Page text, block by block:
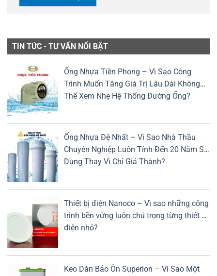
TIN TỨC - TƯ VẤN NỔI BẬT
Ống Nhựa Tiền Phong – Vì Sao Công
Trình Muốn Tăng Giá Trị Lâu Dài Không
Thể Xem Nhẹ Hệ Thống Đường Ống?
Ống Nhựa Đệ Nhất – Vì Sao Nhà Thầu
Chuyên Nghiệp Luôn Tính Đến 20 Năm Sử
Dụng Thay Vì Chỉ Giá Thành?
Thiết bị điện Nanoco – Vì sao những công
trình bền vững luôn chú trọng từng thiết bị
điện nhỏ?
Keo Dán Bảo Ôn Superlon – Vì Sao Một